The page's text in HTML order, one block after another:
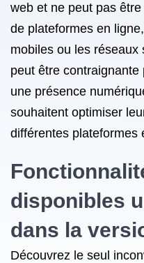
web et ne peut pas
de plateformes en
mobiles ou les réseaux
peut être
une présence
souhaitent optimiser
différentes plateformes
disponibles
dans la
Découvrez le seul